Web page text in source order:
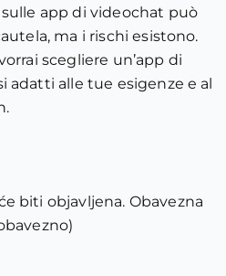
app di videochat può
ma i rischi esistono.
scegliere un’app di
adatti alle tue esigenze e al
biti objavljena. Obavezna